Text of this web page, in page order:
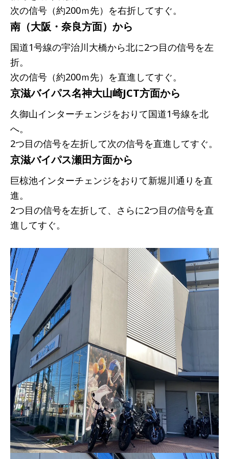
次の信号（約200ｍ先）を右折してすぐ。
南（大阪・奈良方面）から
国道1号線の宇治川大橋から北に2つ目の信号を左
折。
次の信号（約200ｍ先）を直進してすぐ。
京滋バイパス名神大山崎JCT方面から
久御山インターチェンジをおりて国道1号線を北
へ。
2つ目の信号を左折して次の信号を直進してすぐ。
京滋バイパス瀬田方面から
巨椋池インターチェンジをおりて新堀川通りを直
進。
2つ目の信号を左折して、さらに2つ目の信号を直
進してすぐ。